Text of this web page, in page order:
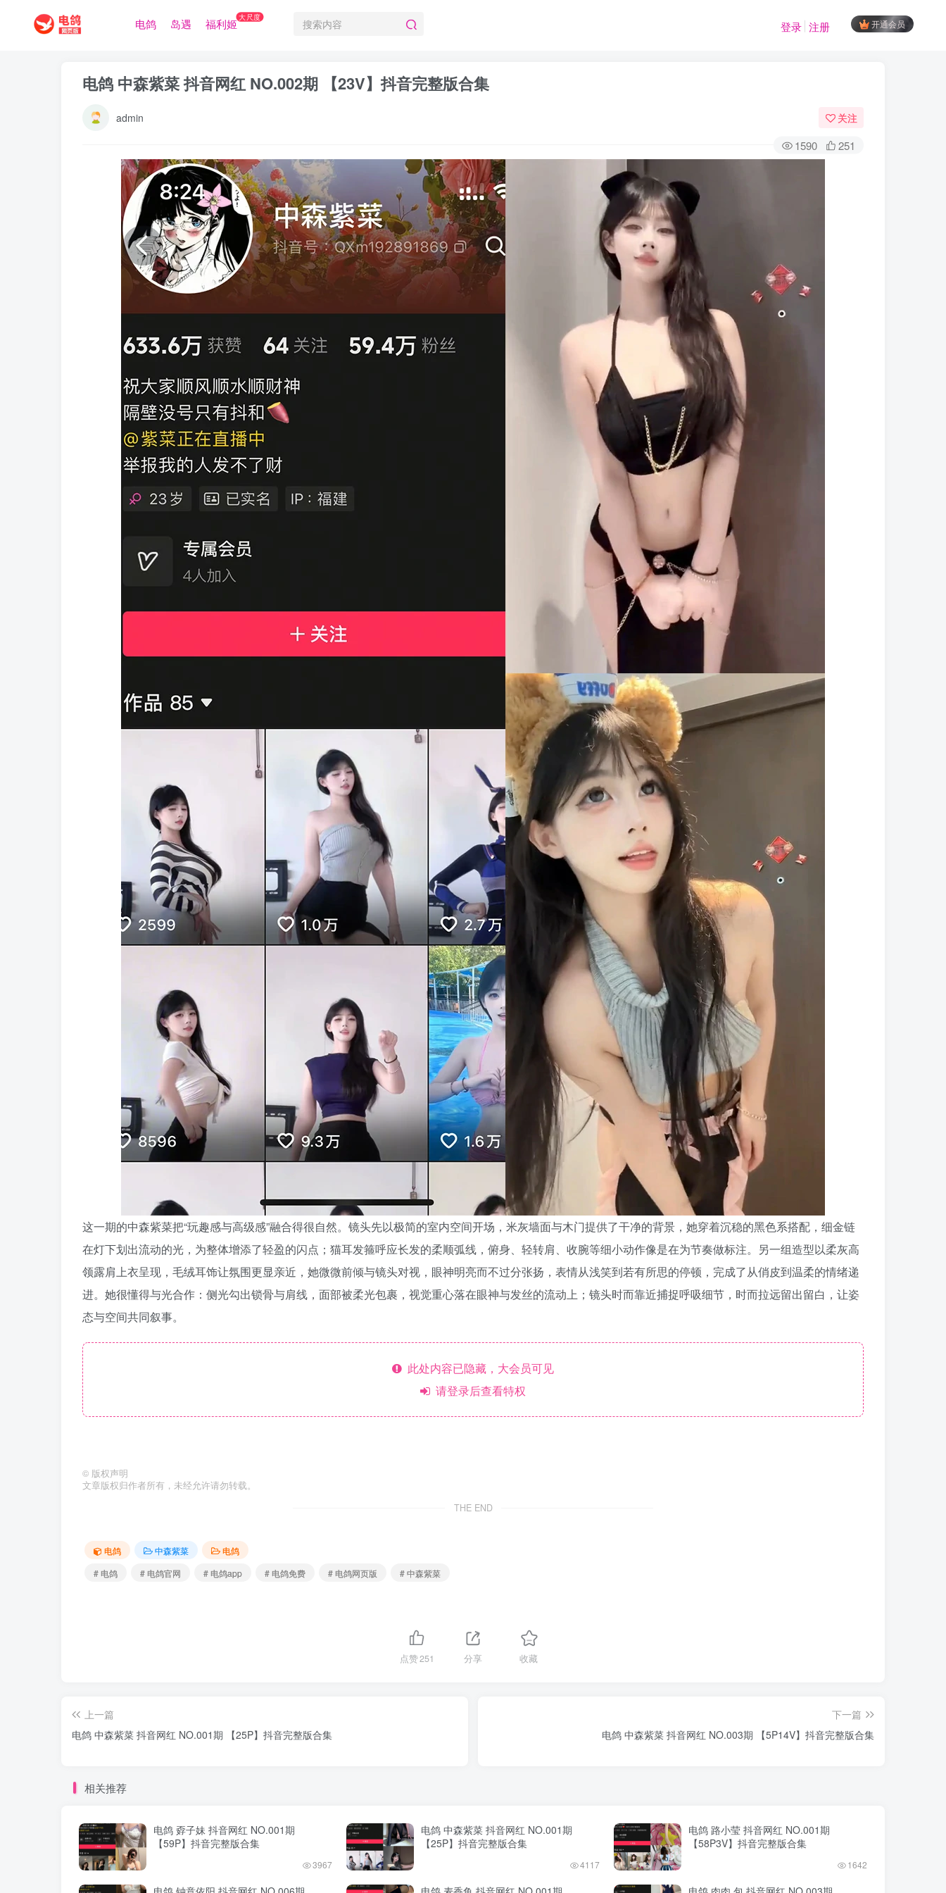
电鸽 岛遇 福利姬大尺度
开通会员
登录 注册
电鸽 中森紫菜 抖音网红 NO.002期 【23V】抖音完整版合集
admin 关注
1590 251
这一期的中森紫菜把“玩趣感与高级感”融合得很自然。镜头先以极简的室内空间开场，米灰墙面与木门提供了干净的背景，她穿着沉稳的黑色系搭配，细金链
在灯下划出流动的光，为整体增添了轻盈的闪点；猫耳发箍呼应长发的柔顺弧线，俯身、轻转肩、收腕等细小动作像是在为节奏做标注。另一组造型以柔灰高
领露肩上衣呈现，毛绒耳饰让氛围更显亲近，她微微前倾与镜头对视，眼神明亮而不过分张扬，表情从浅笑到若有所思的停顿，完成了从俏皮到温柔的情绪递
进。她很懂得与光合作：侧光勾出锁骨与肩线，面部被柔光包裹，视觉重心落在眼神与发丝的流动上；镜头时而靠近捕捉呼吸细节，时而拉远留出留白，让姿
态与空间共同叙事。
此处内容已隐藏，大会员可见
请登录后查看特权
© 版权声明
文章版权归作者所有，未经允许请勿转载。
THE END
电鸽 中森紫菜
电鸽
# 电鸽
# 电鸽官网 # 电鸽app # 电鸽免费 # 电鸽网页版 # 中森紫菜
点赞251 分享 收藏
上一篇
电鸽 中森紫菜 抖音网红 NO.001期 【25P】抖音完整版合集
下一篇
电鸽 中森紫菜 抖音网红 NO.003期 【5P14V】抖音完整版合集
相关推荐
电鸽 孬子妹 抖音网红 NO.001期
【59P】抖音完整版合集
3967
电鸽 中森紫菜 抖音网红 NO.001期
【25P】抖音完整版合集
4117
电鸽 路小莹 抖音网红 NO.001期
【58P3V】抖音完整版合集
1642